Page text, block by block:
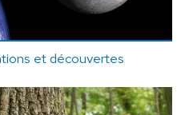
et découvertes